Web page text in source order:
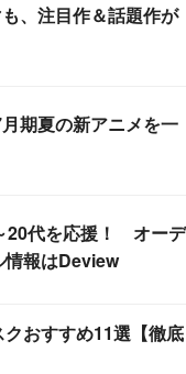
、注目作＆話題作が
月期夏の新アニメを一
20代を応援！ オーデ
情報はDeview
おすすめ11選【徹底